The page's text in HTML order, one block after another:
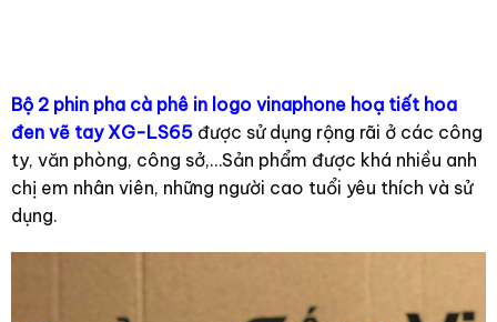
Bộ 2 phin pha cà phê in logo vinaphone hoạ tiết hoa
đen vẽ tay XG-LS65được sử dụng rộng rãi ở các công
ty, văn phòng, công sở,…Sản phẩm được khá nhiều anh
chị em nhân viên, những người cao tuổi yêu thích và sử
dụng.